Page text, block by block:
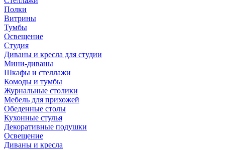
Полки
Витрины
Тумбы
Освещение
Студия
Диваны и кресла для студии
Мини-диваны
Шкафы и стеллажи
Комоды и тумбы
Журнальные столики
Мебель для прихожей
Обеденные столы
Кухонные стулья
Декоративные подушки
Освещение
Диваны и кресла